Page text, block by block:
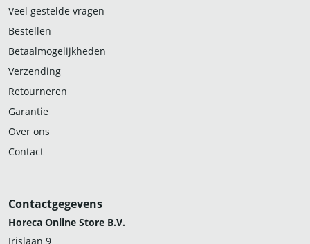
Veel gestelde vragen
Bestellen
Betaalmogelijkheden
Verzending
Retourneren
Garantie
Over ons
Contact
Contactgegevens
Horeca Online Store B.V.
Irislaan 9